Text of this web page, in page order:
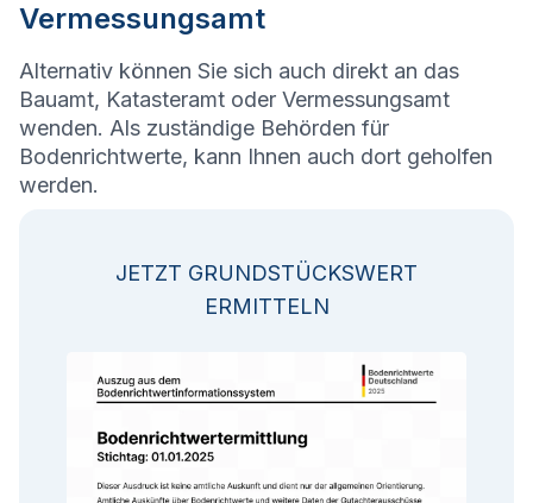
Vermessungsamt
Alternativ können Sie sich auch direkt an das
Bauamt, Katasteramt oder Vermessungsamt
wenden. Als zuständige Behörden für
Bodenrichtwerte, kann Ihnen auch dort geholfen
werden.
JETZT GRUNDSTÜCKSWERT
ERMITTELN